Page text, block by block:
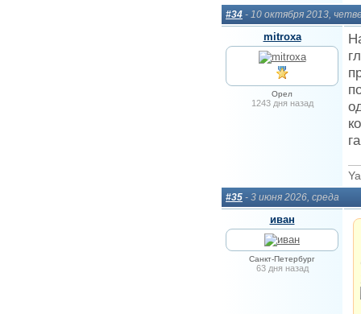
#34 - 10 октября 2013,
mitroxa
Орел
1243 дня назад
#35 - 3 июня 2026, среда
иван
Санкт-Петербург
63 дня назад